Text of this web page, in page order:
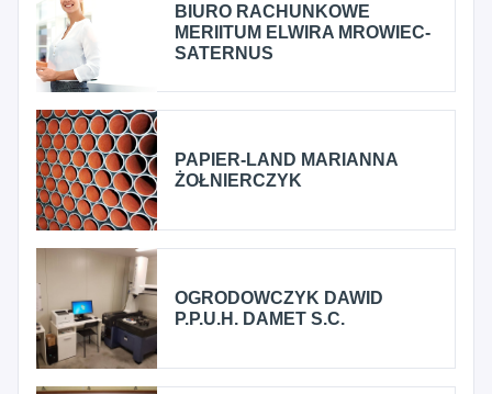
BIURO RACHUNKOWE
MERIITUM ELWIRA MROWIEC-
SATERNUS
PAPIER-LAND MARIANNA
ŻOŁNIERCZYK
OGRODOWCZYK DAWID
P.P.U.H. DAMET S.C.